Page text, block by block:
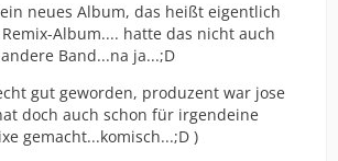
ein neues Album, das heißt eigentlich
Album.... hatte das nicht auch
Band...na ja...;D
gut geworden, produzent war jose
doch auch schon für irgendeine
gemacht...komisch...;D )